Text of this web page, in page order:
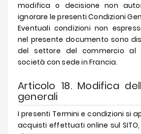
modifica o decisione non
ignorare le presenti Condizioni
Eventuali condizioni non
nel presente documento sono
del settore del commercio al
società con sede in Francia.
Articolo 18. Modifica
generali
I presenti Termini e condizioni si
acquisti effettuati online sul SITO,